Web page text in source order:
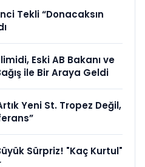
Tekli “Donacaksın
Eski AB Bakanı ve
ile Bir Araya Geldi
Yeni St. Tropez Değil,
Sürpriz! "Kaç Kurtul"